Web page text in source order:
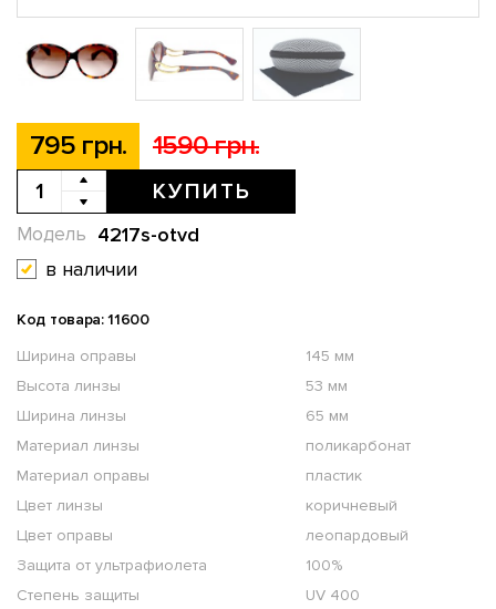
795 грн. 1590 грн.
КУПИТЬ
4217s-otvd
Модель
в наличии
Код товара: 11600
Ширина оправы
145 мм
Высота линзы
53 мм
Ширина линзы
65 мм
Материал линзы
поликарбонат
Материал оправы
пластик
Цвет линзы
коричневый
Цвет оправы
леопардовый
Защита от ультрафиолета
100%
Степень защиты
UV 400